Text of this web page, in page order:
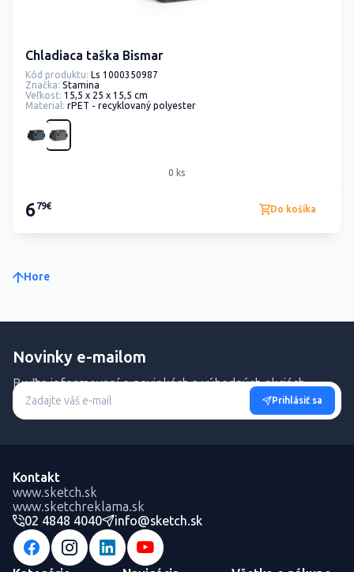
Chladiaca taška Bismar
Kód produktu: Ls 1000350987
Značka: Stamina
Veľkosť: 15,5 x 25 x 15,5 cm
Material: rPET - recyklovaný polyester
0 ks
679€ Do košíka
Hore
Novinky e-mailom
Buďte informovaní o novinkách a výhodných akciách.
Prihlásiť sa
Kontakt
www.sketch.sk
www.sketchreklama.sk
02 4848 4040
info@sketch.sk